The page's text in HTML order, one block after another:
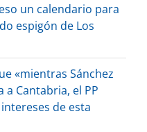
un calendario para
espigón de Los
«mientras Sánchez
Cantabria, el PP
de esta